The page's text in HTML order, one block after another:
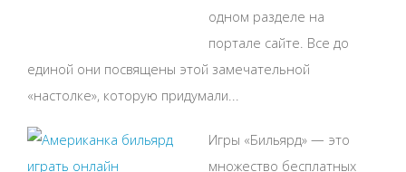
одном разделе на
портале сайте. Все до
единой они посвящены этой замечательной
«настолке», которую придумали...
Игры «Бильярд» — это
множество бесплатных